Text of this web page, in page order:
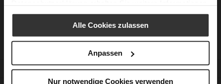
Alle Cookies zulassen
Anpassen
Nur notwendige Cookies verwenden
CUSTOMER SERVICE